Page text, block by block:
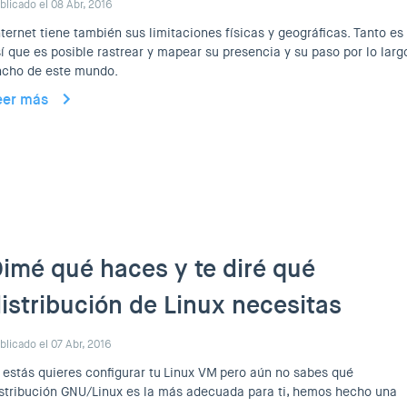
el 08 Abr, 2016
tiene también sus limitaciones físicas y geográficas. Tanto es
que es posible rastrear y mapear su presencia y su paso por lo
de este mundo.
más
qué haces y te diré qué
de Linux necesitas
el 07 Abr, 2016
quieres configurar tu Linux VM pero aún no sabes qué
GNU/Linux es la más adecuada para ti, hemos hecho una